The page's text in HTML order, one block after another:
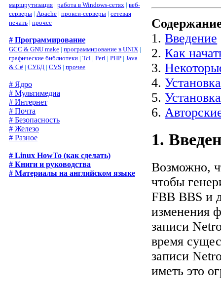
маршрутизация | работа в Windows-сетях | веб-
серверы | Apache | прокси-серверы | сетевая
печать | прочее
# Программирование
GCC & GNU make | программирование в UNIX |
графические библиотеки | Tcl | Perl | PHP | Java
& C# | СУБД | CVS | прочее
# Ядро
# Мультимедиа
# Интернет
# Почта
# Безопасность
# Железо
# Разное
# Linux HowTo (как сделать)
# Книги и руководства
# Материалы на английском языке
1.Введение
2.Как
3.
4.
5.
6.
1.
Возможно,
чтобы
FBB BBS и
изменения
записи
время
записи
иметь это